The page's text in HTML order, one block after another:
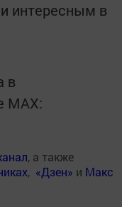
интересным в
в
MАХ:
, а также
, «Дзен» и Макс